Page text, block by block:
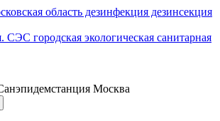
СЭС городская экологическая санитарная